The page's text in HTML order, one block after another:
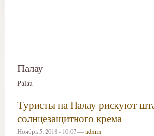
Палау
Palau
Туристы на Палау рискуют
солнцезащитного крема
Ноябрь 5, 2018 - 10:07 —admin